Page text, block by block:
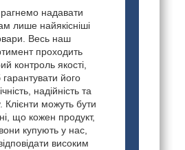
надавати
лише найякісніші
Весь наш
проходить
контроль якості,
його
надійність та
Клієнти можуть бути
що кожен продукт,
купують у нас,
високим